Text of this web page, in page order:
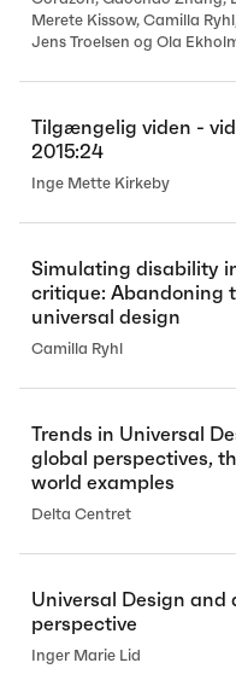
Merete Kissow, Camilla
Jens Troelsen og Ola
Tilgængelig viden -
2015:24
Inge Mette Kirkeby
Simulating disability
critique: Abandoning
universal design
Camilla Ryhl
Trends in Universal
global perspectives,
world examples
Delta Centret
Universal Design
perspective
Inger Marie Lid